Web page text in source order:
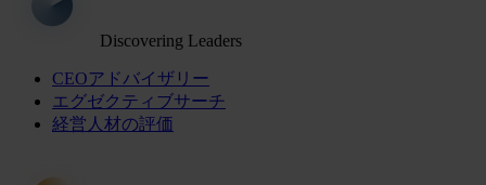
Discovering Leaders
CEOアドバイザリー
エグゼクティブサーチ
経営人材の評価